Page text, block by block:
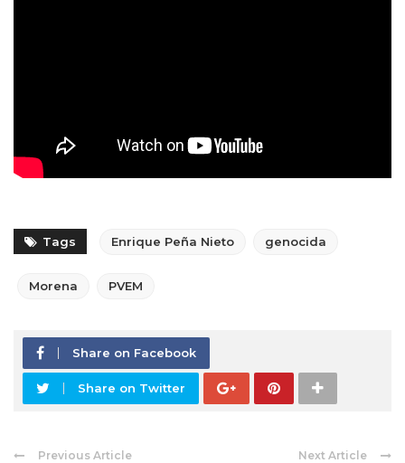
Tags Enrique Peña Nieto genocida
Morena PVEM
Share on Facebook
Share on Twitter
Previous Article Next Article